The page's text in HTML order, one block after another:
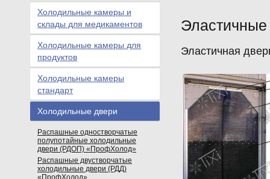
Эластичные
Эластичная
Холодильные камеры и
склады для медикаментов
Холодильные камеры для
продуктов
Холодильные камеры
стандарт
Холодильные двери
Распашные одностворчатые
полупотайные холодильные
двери (РДОП) «ПрофХолод»
Распашные двустворчатые
холодильные двери (РДД)
«ПрофХолод»